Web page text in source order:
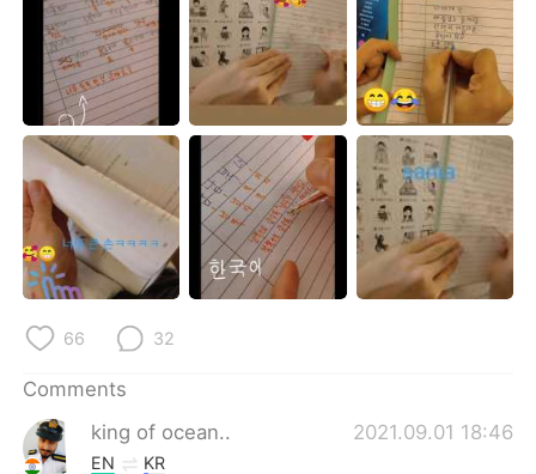
日本語 한국어
Русский ไทย
Indonesia Italiano
Türkçe Tiếng Việt
Português
66 32
Comments
king of ocean..
2021.09.01 18:46
EN KR